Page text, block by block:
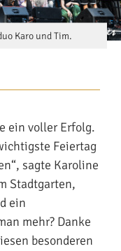
Karo und Tim.
ein voller Erfolg.
Feiertag
sagte Karoline
Stadtgarten,
ein
mehr? Danke
besonderen